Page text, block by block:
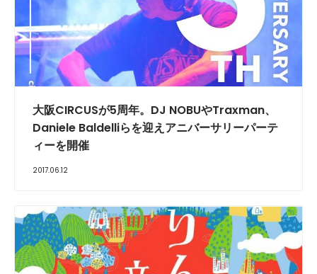
大阪CIRCUSが5周年。DJ NOBUやTraxman、
Daniele Baldelliらを迎えアニバーサリーパーテ
ィーを開催
2017.06.12